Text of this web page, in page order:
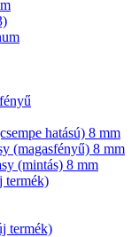
hatású) 8 mm
(magasfényű) 8 mm
(mintás) 8 mm
termék)
termék)